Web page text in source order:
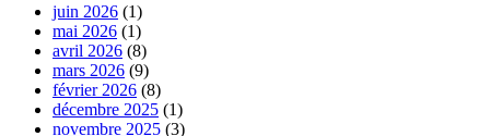
juin 2026 (1)
mai 2026 (1)
avril 2026 (8)
mars 2026 (9)
février 2026 (8)
décembre 2025 (1)
novembre 2025 (3)